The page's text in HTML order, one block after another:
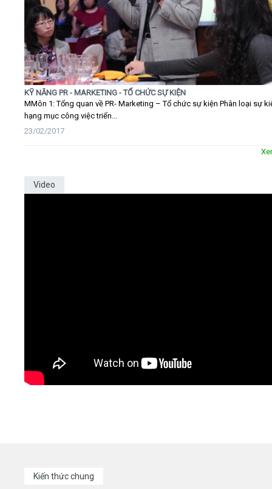
KỸ NĂNG PR - MARKETING - TỔ CHỨC SỰ KIỆN
MMôn 1: Tổng quan về PR- Marketing – Tổ chức sự kiện Phân loại sự
hạng mục công việc triển...
23/02/2017
Video
Kiến thức chung